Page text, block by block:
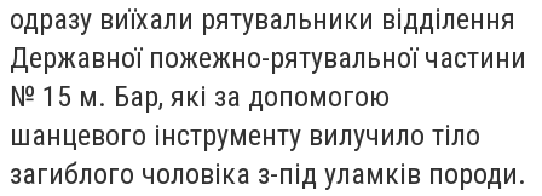
одразу виїхали рятувальники відділення
Державної пожежно-рятувальної частини
№ 15 м. Бар, які за допомогою
шанцевого інструменту вилучило тіло
загиблого чоловіка з-під уламків породи.